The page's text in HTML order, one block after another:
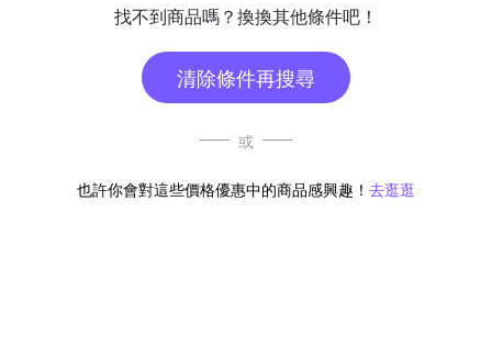
找不到商品嗎？換換其他條件吧！
清除條件再搜尋
或
也許你會對這些價格優惠中的商品感興趣！ 去逛逛